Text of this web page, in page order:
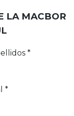
LA MACBOR
*
*